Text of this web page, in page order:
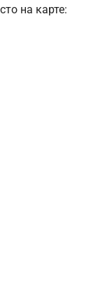
на карте: